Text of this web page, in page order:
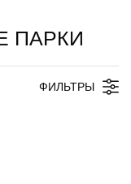
ПАРКИ
ФИЛЬТРЫ